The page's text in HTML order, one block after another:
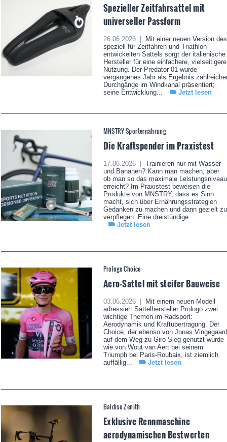
Spezieller Zeitfahrsattel mit
universeller Passform
26.06.2026 |
Mit einer neuen Version des
speziell für Zeitfahren und Triathlon
entwickelten Sattels sorgt der italienische
Hersteller für eine einfachere, vielseitigere
Nutzung. Der Predator 01 wurde
vergangenes Jahr als Ergebnis
Durchgänge im Windkanal präsentiert;
seine Entwicklung...
Jetzt lesen
MNSTRY Sporternährung
Die Kraftspender im Praxistest
17.06.2026 |
Trainieren nur mit Wasser
und Bananen? Kann man machen, aber
ob man so das maximale Leistungsniveau
erreicht? Im Praxistest beweisen die
Produkte von MNSTRY, dass es Sinn
macht, sich über Ernährungsstrategien
Gedanken zu machen und dann gezielt zu
verpflegen. Eine dreistündige...
Jetzt lesen
Prologo Choice
Aero-Sattel mit steifer Bauweise
03.06.2026 |
Mit einem neuen Modell
adressiert Sattelhersteller Prologo zwei
wichtige Themen im Radsport:
Aerodynamik und Kraftübertragung. Der
Choice, der ebenso von Jonas Vingegaard
auf dem Weg zu Giro-Sieg genutzt wurde
wie von Wout van Aert bei seinem
Triumph bei Paris-Roubaix, ist ziemlich
auffällig...
Jetzt lesen
Baldiso Zenith
Exklusive Rennmaschine
aerodynamischen Bestwerten